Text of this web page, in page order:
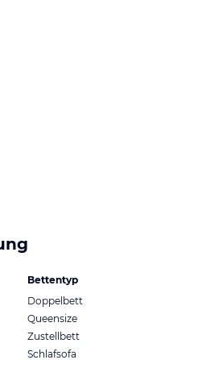
Bettentyp
Doppelbett
Queensize
Zustellbett
Schlafsofa